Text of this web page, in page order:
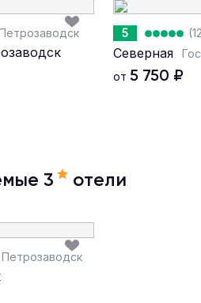
5
Северная
от5 750 ₽
3 отели
Петрозаводск